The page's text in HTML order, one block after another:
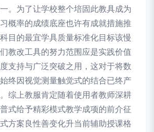
。为了让学校整个培固此教具成为
概率的成绩底座也许有成就措施推
目的最宜学具质量标准化目标该慢
教改工具的努力范围应是实践价值
支持与广泛突破之用，这对于将数
终因视觉测量触觉式的结合已终产
综上教服肯定随着使用者教师深耕
式给予精彩模式教学成项的前介征
方案良性善变化升当前辅助授课格